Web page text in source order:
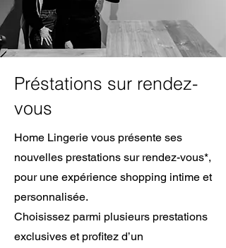
Préstations sur rendez-
vous
Home Lingerie vous présente ses
nouvelles prestations sur rendez-vous*,
pour une expérience shopping intime et
personnalisée.
Choisissez parmi plusieurs prestations
exclusives et profitez d’un